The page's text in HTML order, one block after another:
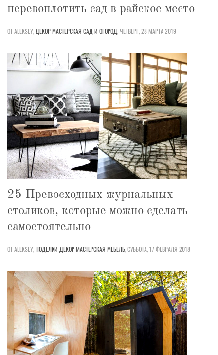
перевоплотить сад в райское место
ОТ ALEKSEY,ДЕКОРМАСТЕРСКАЯ САД И ОГОРОД,ЧЕТВЕРГ, 28 МАРТА 2019
25 Превосходных журнальных
столиков, которые можно сделать
самостоятельно
ОТ ALEKSEY,ПОДЕЛКИ ДЕКОРМАСТЕРСКАЯ МЕБЕЛЬ,СУББОТА, 17 ФЕВРАЛЯ 2018